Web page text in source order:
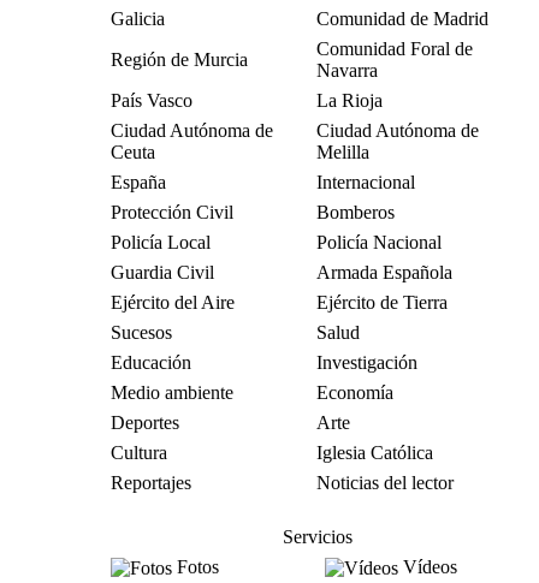
Galicia
Comunidad de Madrid
Región de Murcia
Comunidad Foral de
Navarra
País Vasco
La Rioja
Ciudad Autónoma de
Ceuta
Ciudad Autónoma de
Melilla
España
Internacional
Protección Civil
Bomberos
Policía Local
Policía Nacional
Guardia Civil
Armada Española
Ejército del Aire
Ejército de Tierra
Sucesos
Salud
Educación
Investigación
Medio ambiente
Economía
Deportes
Arte
Cultura
Iglesia Católica
Reportajes
Noticias del lector
Servicios
Fotos
Vídeos